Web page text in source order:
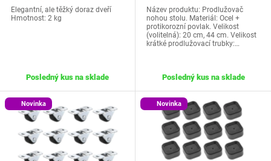
Elegantní, ale těžký doraz dveří
Hmotnost: 2 kg
Posledný kus na sklade
Název produktu: Prodlužovač
nohou stolu. Materiál: Ocel +
protikorozní povlak. Velikost
(volitelná): 20 cm, 44 cm. Velikost
krátké prodlužovací trubky:…
Posledný kus na sklade
Novinka Novinka